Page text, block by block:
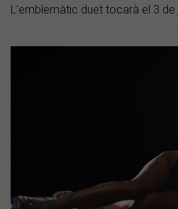
L'emblemàtic duet tocarà el 3 de